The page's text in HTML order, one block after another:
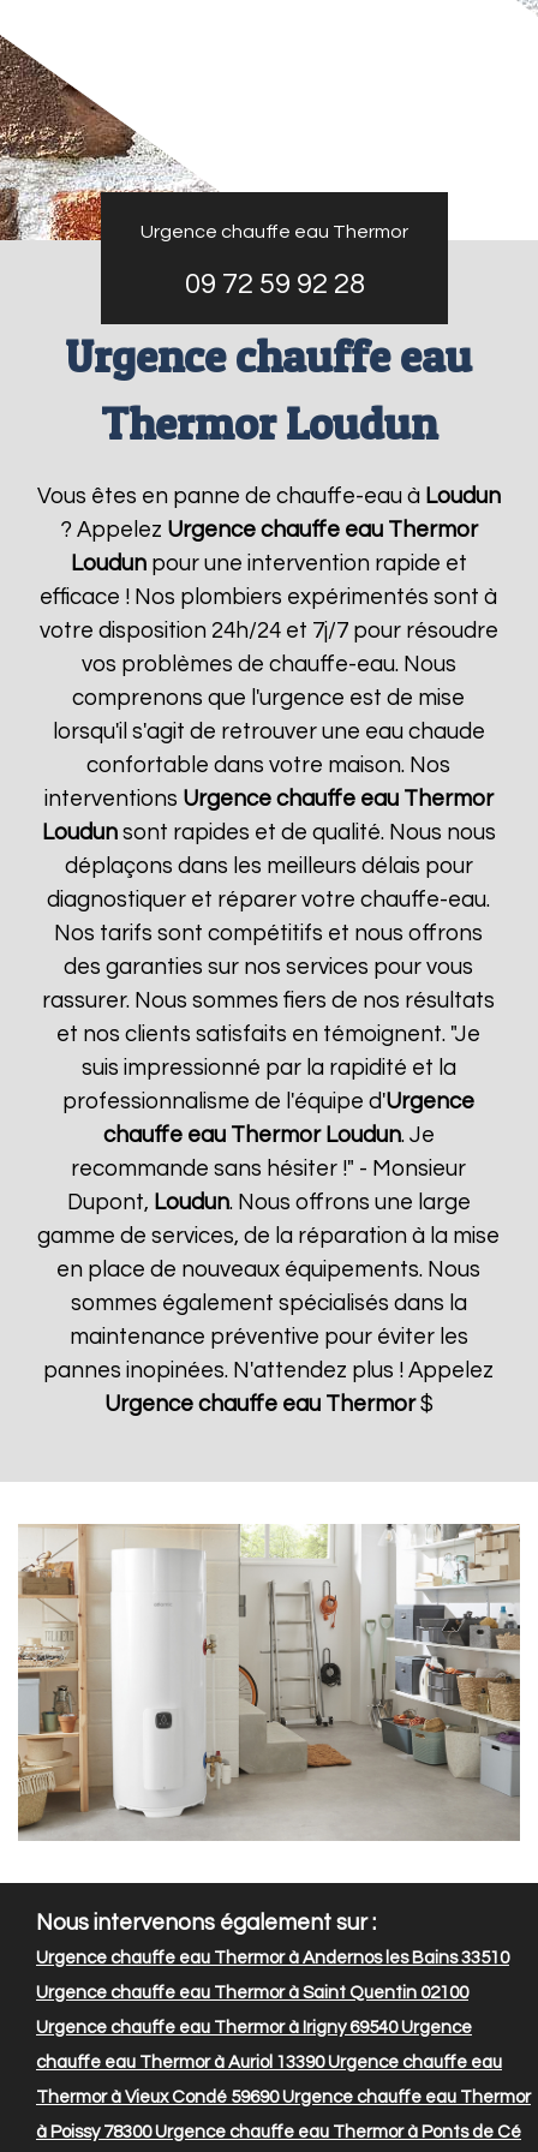
Urgence chauffe eau Thermor
09 72 59 92 28
Urgence chauffe eau
Thermor Loudun
Vous êtes en panne de chauffe-eau à Loudun
? Appelez Urgence chauffe eau Thermor
Loudunpour une intervention rapide et
efficace ! Nos plombiers expérimentés sont à
votre disposition 24h/24 et 7j/7 pour résoudre
vos problèmes de chauffe-eau. Nous
comprenons que l'urgence est de mise
lorsqu'il s'agit de retrouver une eau chaude
confortable dans votre maison. Nos
interventions Urgence chauffe eau Thermor
Loudunsont rapides et de qualité. Nous nous
déplaçons dans les meilleurs délais pour
diagnostiquer et réparer votre chauffe-eau.
Nos tarifs sont compétitifs et nous offrons
des garanties sur nos services pour vous
rassurer. Nous sommes fiers de nos résultats
et nos clients satisfaits en témoignent. "Je
suis impressionné par la rapidité et la
professionnalisme de l'équipe d'Urgence
chauffe eau Thermor Loudun. Je
recommande sans hésiter !" - Monsieur
Dupont, Loudun. Nous offrons une large
gamme de services, de la réparation à la mise
en place de nouveaux équipements. Nous
sommes également spécialisés dans la
maintenance préventive pour éviter les
pannes inopinées. N'attendez plus ! Appelez
Urgence chauffe eau Thermor$
Nous intervenons également sur :
Urgence chauffe eau Thermor à Andernos les Bains 33510
Urgence chauffe eau Thermor à Saint Quentin 02100
Urgence chauffe eau Thermor à Irigny 69540Urgence
chauffe eau Thermor à Auriol 13390Urgence chauffe eau
Thermor à Vieux Condé 59690Urgence chauffe eau Thermor
à Poissy 78300Urgence chauffe eau Thermor à Ponts de Cé